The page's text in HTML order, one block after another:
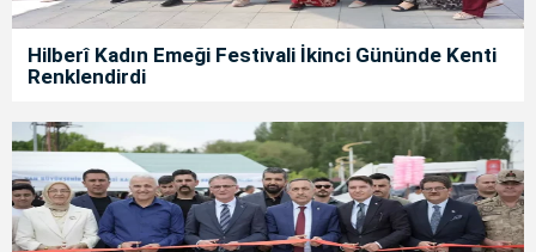
Hilberî Kadın Emeği Festivali İkinci Gününde Kenti
Renklendirdi